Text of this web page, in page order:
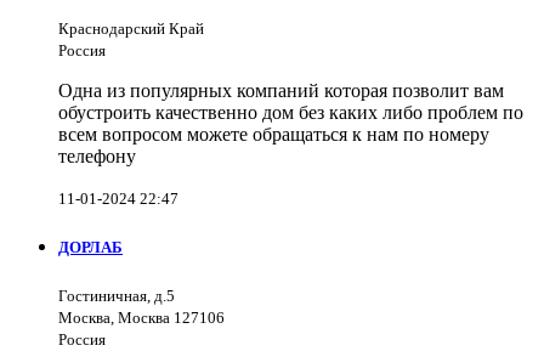
Краснодарский Край
Россия
Одна из популярных компаний которая позволит вам
обустроить качественно дом без каких либо проблем по
всем вопросом можете обращаться к нам по номеру
телефону
11-01-2024 22:47
ДОРЛАБ
Гостиничная, д.5
Москва, Москва 127106
Россия